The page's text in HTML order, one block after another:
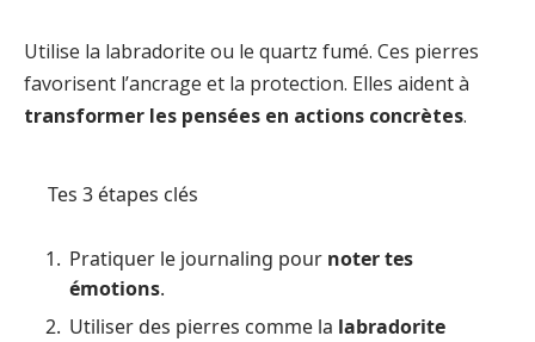
Utilise la labradorite ou le quartz fumé. Ces pierres
favorisent l’ancrage et la protection. Elles aident à
transformer les pensées en actions concrètes.
Tes 3 étapes clés
Pratiquer le journaling pour noter tes
émotions.
Utiliser des pierres comme la labradorite